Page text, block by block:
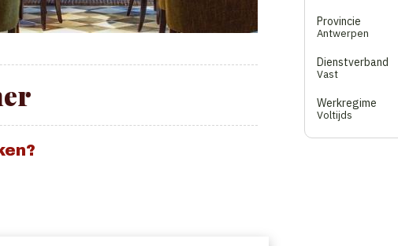
Provincie
Antwerpen
Dienstverband
Vast
Werkregime
Voltijds